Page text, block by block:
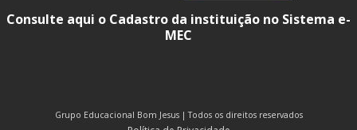
Consulte aqui o Cadastro da instituição no Sistema e-
MEC
Grupo Educacional Bom Jesus | Todos os direitos reservados